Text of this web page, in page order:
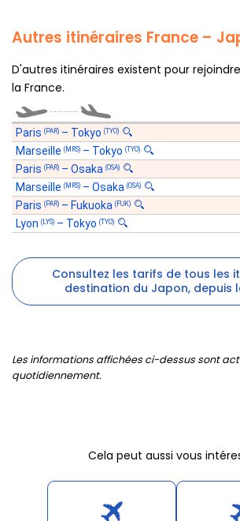
Autres itinéraires France –
D'autres itinéraires existent pour
la France.
Paris (PAR) – Tokyo (TYO)
Marseille (MRS) – Tokyo (TYO)
Paris (PAR) – Osaka (OSA)
Marseille (MRS) – Osaka (OSA)
Paris (PAR) – Fukuoka (FUK)
Lyon (LYS) – Tokyo (TYO)
Consultez les tarifs de tous les
destination du Japon, depuis
Les informations affichées ci-dessus sont
quotidiennement.
Cela peut aussi vous